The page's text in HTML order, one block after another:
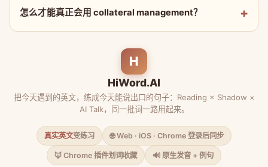
怎么才能真正会用 collateral management？
H
HiWord.AI
把今天遇到的英文，练成今天能说出口的句子：Reading × Shadow ×
AI Talk，同一批词一路用起来。
真实英文变练习 🌐 Web · iOS · Chrome 登录后同步
🦊 Chrome 插件划词收藏 🔊 原生发音 + 例句